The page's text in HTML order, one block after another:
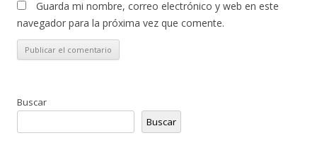
Guarda mi nombre, correo electrónico y web en este
navegador para la próxima vez que comente.
Buscar
Buscar